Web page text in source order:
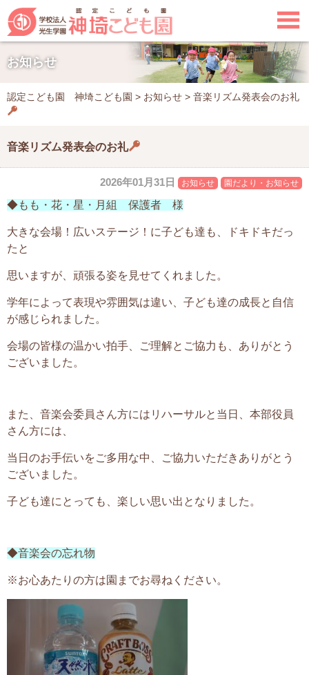

お知らせ
認定こども園 神埼こども園 > お知らせ > 音楽リズム発表会のお礼
音楽リズム発表会のお礼
2026年01月31日 お知らせ 園だより・お知らせ
◆もも・花・星・月組 保護者 様
大きな会場！広いステージ！に子ども達も、ドキドキだっ
たと
思いますが、頑張る姿を見せてくれました。
学年によって表現や雰囲気は違い、子ども達の成長と自信
が感じられました。
会場の皆様の温かい拍手、ご理解とご協力も、ありがとう
ございました。
また、音楽会委員さん方にはリハーサルと当日、本部役員
さん方には、
当日のお手伝いをご多用な中、ご協力いただきありがとう
ございました。
子ども達にとっても、楽しい思い出となりました。
◆音楽会の忘れ物
※お心あたりの方は園までお尋ねください。